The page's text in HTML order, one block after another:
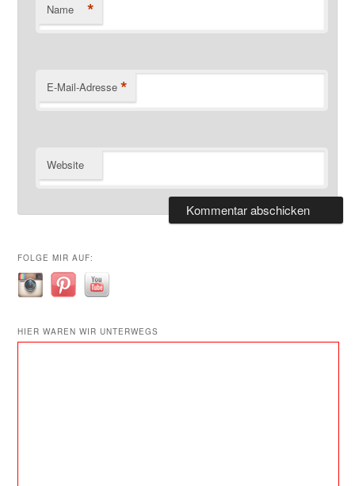
Name *
E-Mail-Adresse *
Website
FOLGE MIR AUF:
HIER WAREN WIR UNTERWEGS